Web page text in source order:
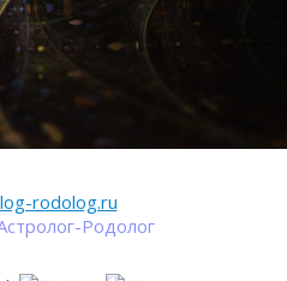
rodolog.ru
Родолог